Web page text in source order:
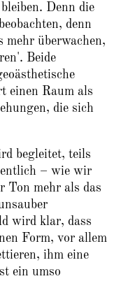
Denn die
denn
mehr überwachen,
Beide
einen Raum als
die sich
begleitet, teils
– wie wir
Ton mehr als das
wird klar, dass
Form, vor allem
ihm eine
ein umso